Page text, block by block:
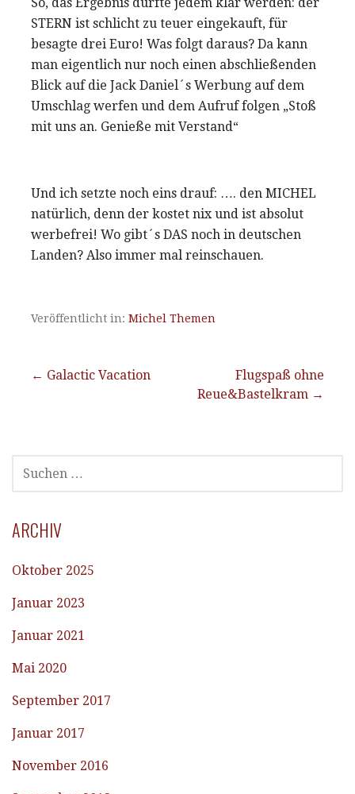
So, das Ergebnis dürfte jedem klar werden: der
STERN ist schlicht zu teuer eingekauft, für
besagte drei Euro! Was folgt daraus? Da kann
man eigentlich nur noch einen abschließenden
Blick auf die Jack Daniel´s Werbung auf dem
Umschlag werfen und dem Aufruf folgen „Stoß
mit uns an. Genieße mit Verstand“
Und ich setzte noch eins drauf: …. den MICHEL
natürlich, denn der kostet nix und ist absolut
werbefrei! Wo gibt´s DAS noch in deutschen
Landen? Also immer mal reinschauen.
Veröffentlicht in: Michel Themen
Beitragsnavigation
← Galactic Vacation
Flugspaß ohne
Reue&Bastelkram →
SUCHEN
NACH:
ARCHIV
Oktober 2025
Januar 2023
Januar 2021
Mai 2020
September 2017
Januar 2017
November 2016